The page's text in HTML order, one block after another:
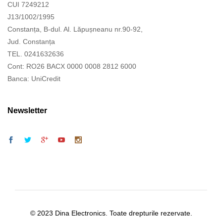
CUI 7249212
J13/1002/1995
Constanța, B-dul. Al. Lăpușneanu nr.90-92,
Jud. Constanța
TEL. 0241632636
Cont: RO26 BACX 0000 0008 2812 6000
Banca: UniCredit
Newsletter
© 2023 Dina Electronics. Toate drepturile rezervate.